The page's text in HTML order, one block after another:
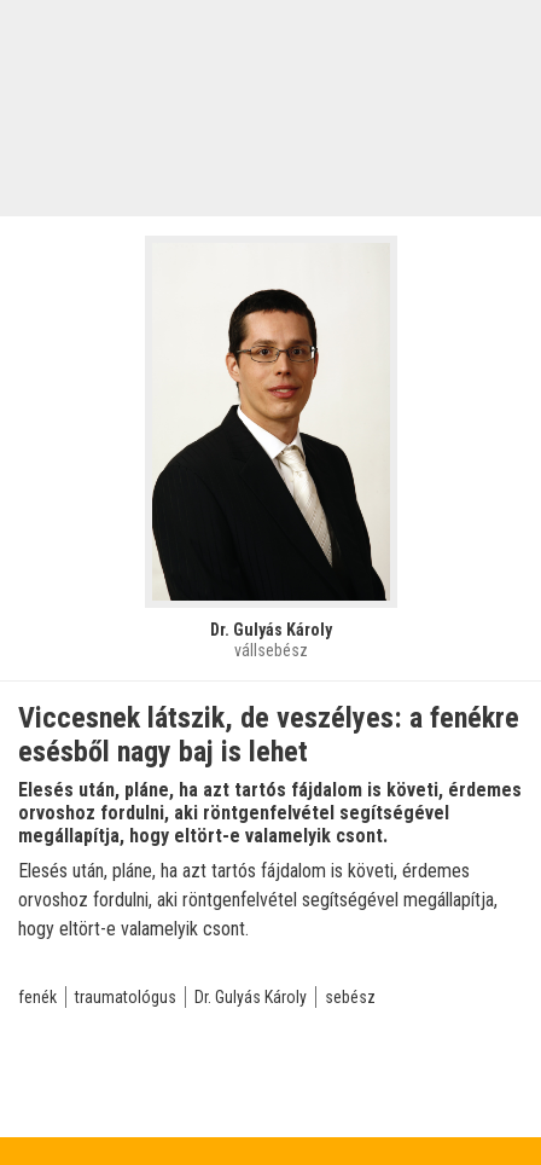
Dr. Gulyás Károly
vállsebész
Viccesnek látszik, de veszélyes: a fenékre
esésből nagy baj is lehet
Elesés után, pláne, ha azt tartós fájdalom is követi, érdemes
orvoshoz fordulni, aki röntgenfelvétel segítségével
megállapítja, hogy eltört-e valamelyik csont.
Elesés után, pláne, ha azt tartós fájdalom is követi, érdemes
orvoshoz fordulni, aki röntgenfelvétel segítségével megállapítja,
hogy eltört-e valamelyik csont.
fenék traumatológus Dr. Gulyás Károly sebész